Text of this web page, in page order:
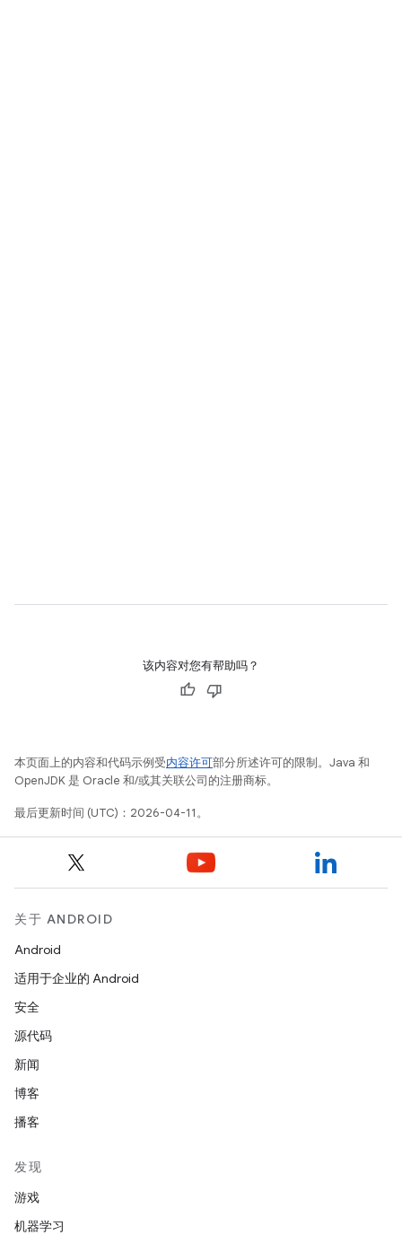
该内容对您有帮助吗？
本页面上的内容和代码示例受内容许可部分所述许可的限制。Java 和
OpenJDK 是 Oracle 和/或其关联公司的注册商标。
最后更新时间 (UTC)：2026-04-11。
关于 ANDROID
Android
适用于企业的 Android
安全
源代码
新闻
博客
播客
发现
游戏
机器学习